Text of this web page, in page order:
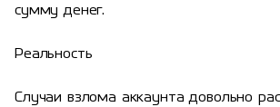
сумму денег.
Реальность
Случаи взлома аккаунта довольно